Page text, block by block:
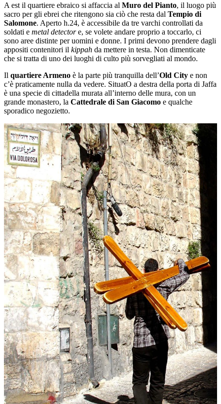
A est il quartiere ebraico si affaccia al Muro del Pianto, il luogo più
sacro per gli ebrei che ritengono sia ciò che resta dal Tempio di
Salomone. Aperto h.24, è accessibile da tre varchi controllati da
soldati e metal detectore, se volete andare proprio a toccarlo, ci
sono aree distinte per uomini e donne. I primi devono prendere dagli
appositi contenitori il kippah da mettere in testa. Non dimenticate
che si tratta di uno dei luoghi di culto più sorvegliati al mondo.
Il quartiere Armeno è la parte più tranquilla dell’Old City e non
c’è praticamente nulla da vedere. SituatO a destra della porta di Jaffa
è una specie di cittadella murata all’interno delle mura, con un
grande monastero, la Cattedrale di San Giacomo e qualche
sporadico negozietto.